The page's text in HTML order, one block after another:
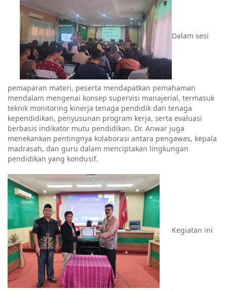
Dalam sesi
pemaparan materi, peserta mendapatkan pemahaman
mendalam mengenai konsep supervisi manajerial, termasuk
teknik monitoring kinerja tenaga pendidik dan tenaga
kependidikan, penyusunan program kerja, serta evaluasi
berbasis indikator mutu pendidikan. Dr. Anwar juga
menekankan pentingnya kolaborasi antara pengawas, kepala
madrasah, dan guru dalam menciptakan lingkungan
pendidikan yang kondusif.
Kegiatan ini